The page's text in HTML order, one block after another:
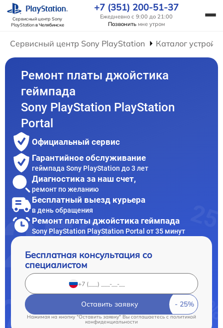
Сервисный центр Sony
PlayStationв Челябинске
+7 (351) 200-51-37
Ежедневно с 9:00 до 21:00
Позвонить мне утром
Сервисный центр Sony PlayStation Каталог
Ремонт платы джойстика
геймпада
Sony PlayStation PlayStation
Portal
Официальный сервис
Гарантийное обслуживание
геймпада Sony PlayStation до 3 лет
Диагностика за наш счет,
ремонт по желанию
Бесплатный выезд курьера
в день обращения
Ремонт платы джойстика геймпада
Sony PlayStation PlayStation Portal от 35 минут
Бесплатная консультация со
специалистом
Оставить заявку
Нажимая на кнопку "Оставить заявку" Вы соглашаетесь cполитикой
конфиденциальности